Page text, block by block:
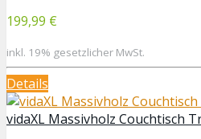
199,99 €
inkl. 19% gesetzlicher MwSt.
Details
vidaXL Massivholz Couchtisch